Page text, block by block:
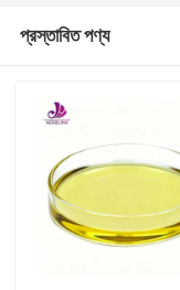
প্রস্তাবিত পণ্য